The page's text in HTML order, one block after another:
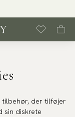
tilbehør, der tilføjer
sin diskrete